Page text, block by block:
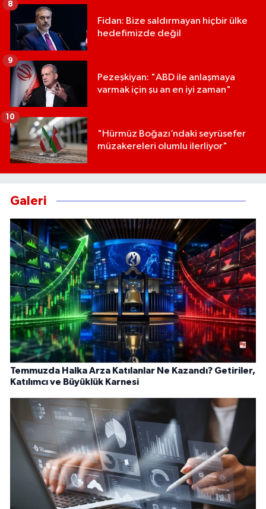
Fidan: Bize saldırmayan hiçbir ülke
hedefimizde değil
8
Pezeşkiyan: "ABD ile anlaşmaya
varmak için şu an en iyi zaman"
9
"Hürmüz Boğazı’ndaki seyrüsefer
müzakereleri olumlu ilerliyor"
10
Galeri
Temmuzda Halka Arza Katılanlar Ne Kazandı? Getiriler,
Katılımcı ve Büyüklük Karnesi